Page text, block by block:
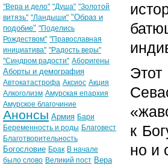
к
но и
"Вера и дело" "Душа" "Золотой
витязь" "Ландыши" "Образ и
подобие" "Поделись
Рождеством" "Православная
инициатива" "Радость веры"
"Синдром радости" Аборигены
Аборты и демография
Автокатастрофа Аксиос Акция
Алкоголизм Амурская епархия
Амурское благочиние
Анонсы Армия Бари
Беременность и роды Благовест
Благотворительность
Богословие Брак В начале
было слово Великий пост Вера